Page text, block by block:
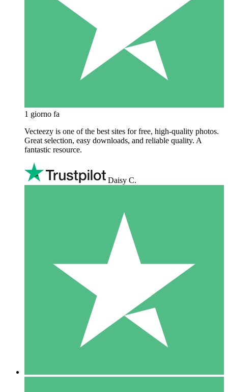
1 giorno fa
Vecteezy is one of the best sites for free, high‑quality photos.
Great selection, easy downloads, and reliable quality. A
fantastic resource.
Daisy C.